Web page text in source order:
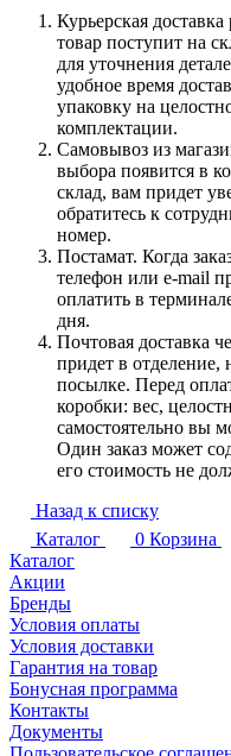
Курьерская
товар поступит на
для уточнения
удобное время
упаковку на
комплектации.
Самовывоз из
выбора появится в
склад, вам придет
обратитесь к
номер.
Постамат. Когда
телефон или e-mail
оплатить в
дня.
Почтовая доставка
придет в отделение,
посылке. Перед
коробки: вес,
самостоятельно вы
Один заказ может
его стоимость не
Назад к списку
Каталог
0 Корзина
Каталог
Акции
Бренды
Условия оплаты
Условия доставки
Гарантия на товар
Бонусная программа
Контакты
Документы